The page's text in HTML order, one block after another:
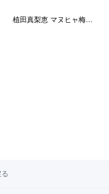
植田真梨恵 マヌヒャ梅雨(～夏まで)